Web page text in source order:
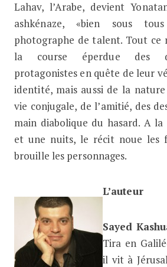
Lahav, l’Arabe, devient
ashkénaze, «bien sous
photographe de talent. Tout ce
la course éperdue des
protagonistes en quête de leur
identité, mais aussi de la
vie conjugale, de l’amitié, des
main diabolique du hasard. A
et une nuits, le récit noue les
brouille les personnages.
L’auteur
Sayed
Tira en
il vit à